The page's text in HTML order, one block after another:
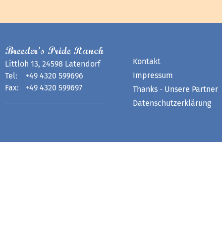
Breeder's Pride Ranch
Littloh 13, 24598 Latendorf
Tel:
+49 4320 599696
Fax:
+49 4320 599697
Kontakt
Impressum
Thanks - Unsere Partner
Datenschutzerklärung